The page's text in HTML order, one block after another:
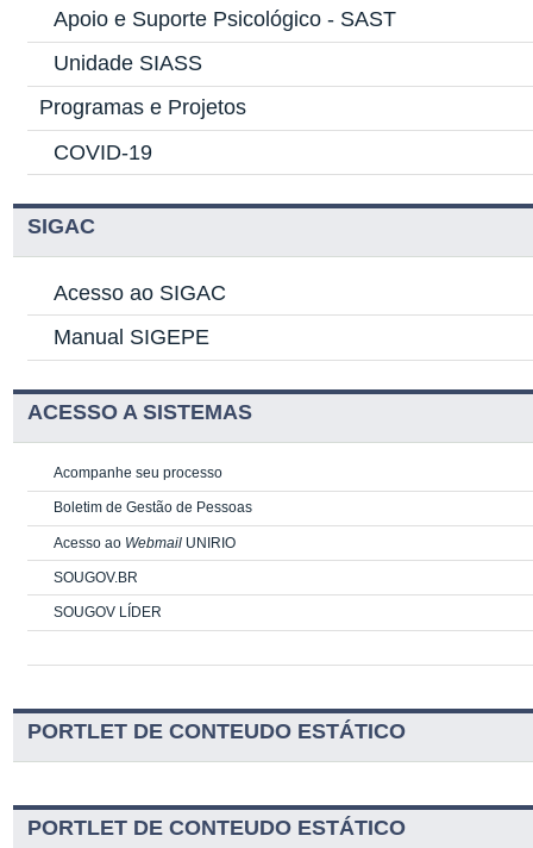
Apoio e Suporte Psicológico - SAST
Unidade SIASS
Programas e Projetos
COVID-19
SIGAC
Acesso ao SIGAC
Manual SIGEPE
ACESSO A SISTEMAS
Acompanhe seu processo
Boletim de Gestão de Pessoas
Acesso ao Webmail UNIRIO
SOUGOV.BR
SOUGOV LÍDER
PORTLET DE CONTEUDO ESTÁTICO
PORTLET DE CONTEUDO ESTÁTICO